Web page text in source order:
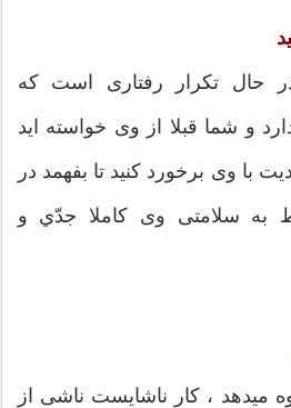
حال تكرار رفتاری است كه
و شما قبلا از وی خواسته اید
با وی برخورد كنید تا بفهمد در
سلامتی وی كاملا جدّي و
ميدهد ، کار ناشایست ناشی از